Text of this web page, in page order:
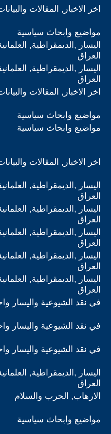
اخر الاخبار, المقالات
مواضيع وابحاث سياسية
اليسار ,الديمقراطية,
العراق
اليسار ,الديمقراطية,
العراق
اخر الاخبار, المقالات
مواضيع وابحاث سياسية
مواضيع وابحاث سياسية
اخر الاخبار, المقالات
اليسار ,الديمقراطية,
العراق
اليسار ,الديمقراطية,
العراق
اليسار ,الديمقراطية,
العراق
اليسار ,الديمقراطية,
العراق
اليسار ,الديمقراطية,
العراق
في نقد الشيوعية واليسار
في نقد الشيوعية واليسار
في نقد الشيوعية واليسار
اليسار ,الديمقراطية,
العراق
الارهاب, الحرب والسلام
مواضيع وابحاث سياسية